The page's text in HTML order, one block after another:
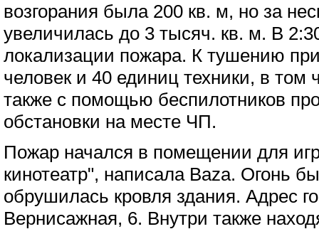
возгорания была 200 кв. м, но за
увеличилась до 3 тысяч. кв. м. В
локализации пожара. К тушению
человек и 40 единиц техники, в том
также с помощью беспилотников
обстановки на месте ЧП.
Пожар начался в помещении для
кинотеатр", написала Baza. Огонь
обрушилась кровля здания. Адрес
Вернисажная, 6. Внутри также